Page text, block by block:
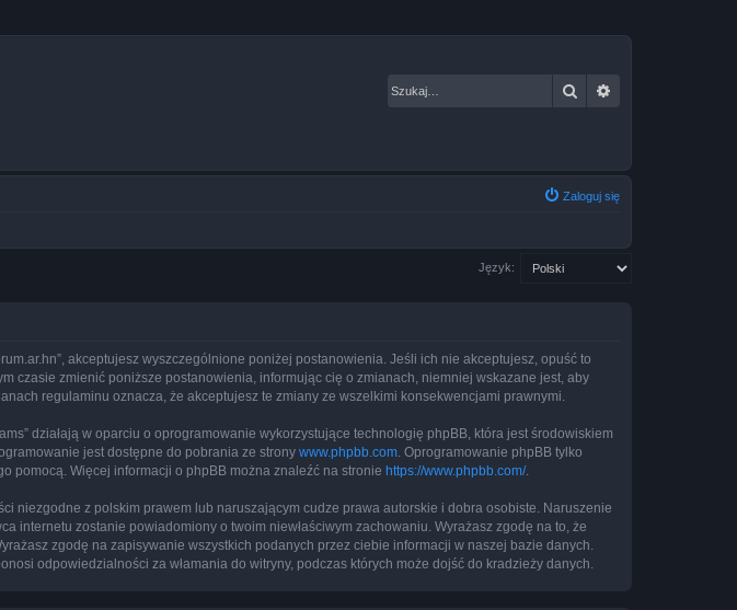
Szukaj
Zaloguj się
Język:
akceptujesz wyszczególnione poniżej postanowienia. Jeśli ich nie akceptujesz, opuść to
czasie zmienić poniższe postanowienia, informując cię o zmianach, niemniej wskazane jest, aby
regulaminu oznacza, że akceptujesz te zmiany ze wszelkimi konsekwencjami prawnymi.
działają w oparciu o oprogramowanie wykorzystujące technologię phpBB, która jest środowiskiem
jest dostępne do pobrania ze strony www.phpbb.com . Oprogramowanie phpBB tylko
pomocą. Więcej informacji o phpBB można znaleźć na stronie https://www.phpbb.com/.
niezgodne z polskim prawem lub naruszającym cudze prawa autorskie i dobra osobiste. Naruszenie
internetu zostanie powiadomiony o twoim niewłaściwym zachowaniu. Wyrażasz zgodę na to, że
zgodę na zapisywanie wszystkich podanych przez ciebie informacji w naszej bazie danych.
odpowiedzialności za włamania do witryny, podczas których może dojść do kradzieży danych.